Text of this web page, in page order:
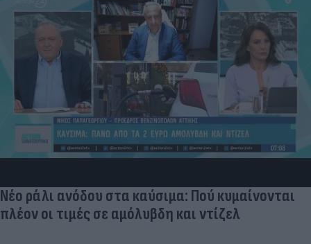
Νέο ράλι ανόδου στα καύσιμα: Πού κυμαίνονται
πλέον οι τιμές σε αμόλυβδη και ντίζελ